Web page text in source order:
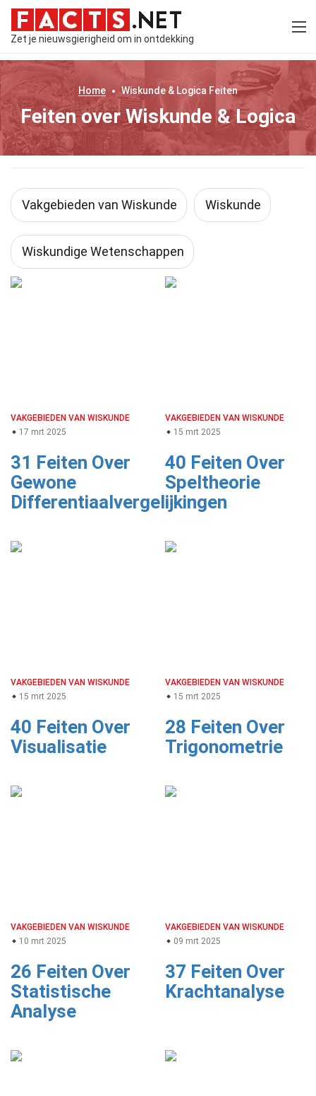
Zet je nieuwsgierigheid om in ontdekking
Home Wiskunde & Logica Feiten
Feiten over Wiskunde & Logica
Vakgebieden van Wiskunde Wiskunde
Wiskundige Wetenschappen
VAKGEBIEDEN VAN WISKUNDE
17 mrt 2025
31 Feiten Over
Gewone
Differentiaalvergelijkingen
VAKGEBIEDEN VAN WISKUNDE
15 mrt 2025
40 Feiten Over
Speltheorie
VAKGEBIEDEN VAN WISKUNDE
15 mrt 2025
40 Feiten Over
Visualisatie
VAKGEBIEDEN VAN WISKUNDE
15 mrt 2025
28 Feiten Over
Trigonometrie
VAKGEBIEDEN VAN WISKUNDE
10 mrt 2025
26 Feiten Over
Statistische
Analyse
VAKGEBIEDEN VAN WISKUNDE
09 mrt 2025
37 Feiten Over
Krachtanalyse